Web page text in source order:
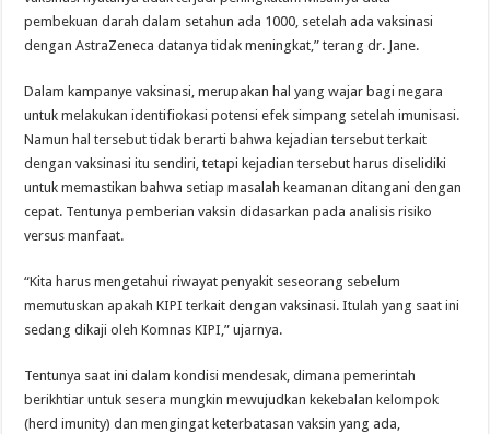
pembekuan darah dalam setahun ada 1000, setelah ada vaksinasi
dengan AstraZeneca datanya tidak meningkat,” terang dr. Jane.
Dalam kampanye vaksinasi, merupakan hal yang wajar bagi negara
untuk melakukan identifiokasi potensi efek simpang setelah imunisasi.
Namun hal tersebut tidak berarti bahwa kejadian tersebut terkait
dengan vaksinasi itu sendiri, tetapi kejadian tersebut harus diselidiki
untuk memastikan bahwa setiap masalah keamanan ditangani dengan
cepat. Tentunya pemberian vaksin didasarkan pada analisis risiko
versus manfaat.
“Kita harus mengetahui riwayat penyakit seseorang sebelum
memutuskan apakah KIPI terkait dengan vaksinasi. Itulah yang saat ini
sedang dikaji oleh Komnas KIPI,” ujarnya.
Tentunya saat ini dalam kondisi mendesak, dimana pemerintah
berikhtiar untuk sesera mungkin mewujudkan kekebalan kelompok
(herd imunity) dan mengingat keterbatasan vaksin yang ada,